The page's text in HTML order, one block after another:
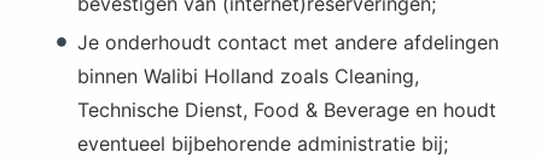
Je onderhoudt contact met andere afdelingen
binnen Walibi Holland zoals Cleaning,
Technische Dienst, Food & Beverage en houdt
eventueel bijbehorende administratie bij;